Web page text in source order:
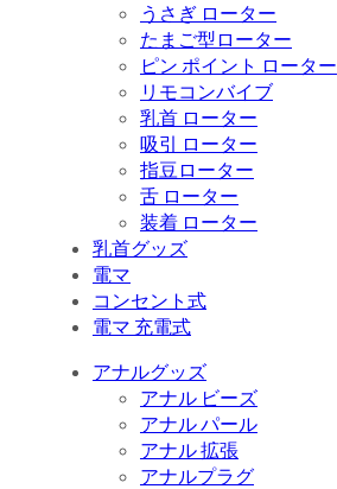
うさぎ ローター
たまご型ローター
ピン ポイント ローター
リモコンバイブ
乳首 ローター
吸引 ローター
指豆ローター
舌 ローター
装着 ローター
乳首グッズ
電マ
コンセント式
電マ 充電式
アナルグッズ
アナル ビーズ
アナル パール
アナル 拡張
アナルプラグ